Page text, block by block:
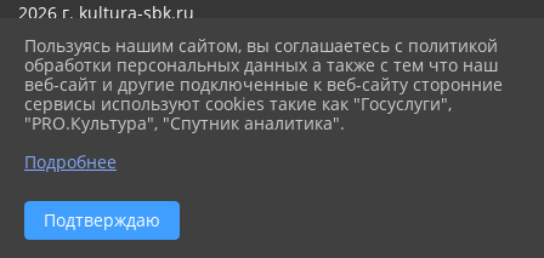
2026 г. kultura-sbk.ru
Карта сайта
Политика обработки персональных данных
Сделано на KubCMS
Разработка и поддержка
Пользуясь нашим сайтом, вы соглашаетесь с политикой
обработки персональных данных а также с тем что наш
веб-сайт и другие подключенные к веб-сайту сторонние
сервисы используют cookies такие как "Госуслуги",
"PRO.Культура", "Спутник аналитика".
Подробнее
Подтверждаю